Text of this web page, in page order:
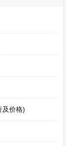
及价格)